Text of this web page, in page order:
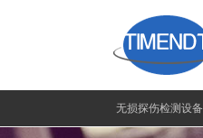
无损探伤检测设备